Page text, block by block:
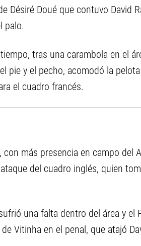
Désiré Doué que contuvo David
palo.
tras una carambola en el
pie y el pecho, acomodó la
el cuadro francés.
más presencia en campo del
del cuadro inglés, quien
una falta dentro del área y el
Vitinha en el penal, que atajó